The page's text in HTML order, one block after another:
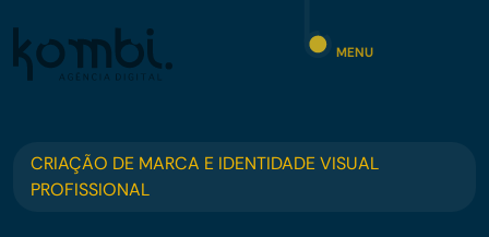
MENU
CRIAÇÃO DE MARCA E IDENTIDADE VISUAL
PROFISSIONAL